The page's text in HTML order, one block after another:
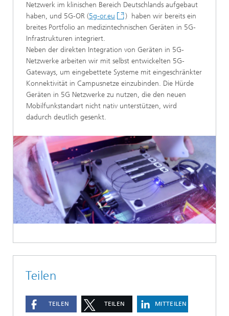
Netzwerk im klinischen Bereich Deutschlands aufgebaut
haben, und 5G-OR (5g-or.eu
) haben wir bereits ein
breites Portfolio an medizintechnischen Geräten in 5G-
Infrastrukturen integriert.
Neben der direkten Integration von Geräten in 5G-
Netzwerke arbeiten wir mit selbst entwickelten 5G-
Gateways, um eingebettete Systeme mit eingeschränkter
Konnektivität in Campusnetze einzubinden. Die Hürde
Geräten in 5G Netzwerke zu nutzen, die den neuen
Mobilfunkstandart nicht nativ unterstützen, wird
dadurch deutlich gesenkt.
Teilen
TEILEN TEILEN MITTEILEN